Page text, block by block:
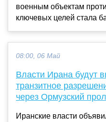
военным объектам
ключевых целей стала
08:00, 06 Май
Власти Ирана будут
транзитное
через Ормузский
Иранские власти